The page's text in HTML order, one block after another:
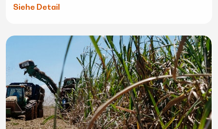
Siehe Detail